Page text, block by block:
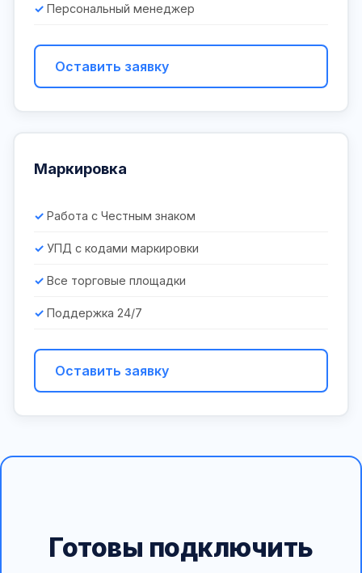
Персональный менеджер
Оставить заявку
Маркировка
Работа с Честным знаком
УПД с кодами маркировки
Все торговые площадки
Поддержка 24/7
Оставить заявку
Готовы подключить